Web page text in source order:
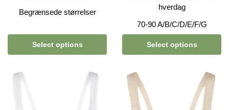
Begrænsede størrelser
Select options
hverdag
70-90 A/B/C/D/E/F/G
Select options